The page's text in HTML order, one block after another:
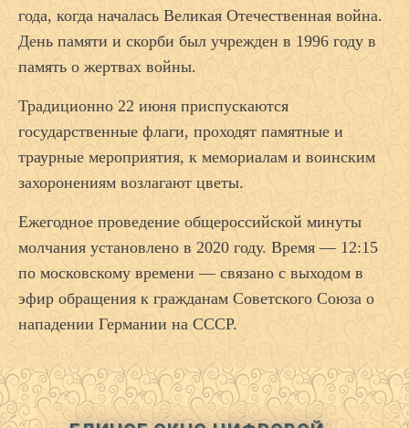
года, когда началась Великая Отечественная война.
День памяти и скорби был учрежден в 1996 году в
память о жертвах войны.
Традиционно 22 июня приспускаются
государственные флаги, проходят памятные и
траурные мероприятия, к мемориалам и воинским
захоронениям возлагают цветы.
Ежегодное проведение общероссийской минуты
молчания установлено в 2020 году. Время — 12:15
по московскому времени — связано с выходом в
эфир обращения к гражданам Советского Союза о
нападении Германии на СССР.